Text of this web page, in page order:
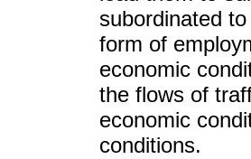
subordinated
form of
economic
the flows of
economic
conditions.